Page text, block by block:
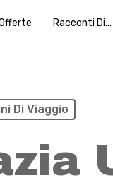
Racconti Di…
Di Viaggio